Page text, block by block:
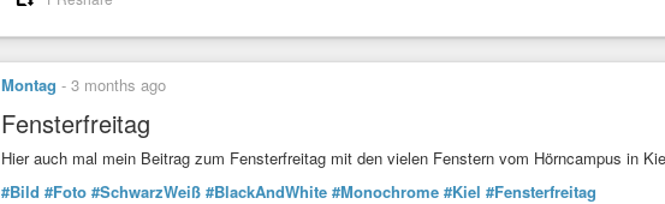
Montag - 3 months ago
Fensterfreitag
Hier auch mal mein Beitrag zum Fensterfreitag mit den vielen Fenstern vom Hörncampus in
#Bild #Foto #SchwarzWeiß #BlackAndWhite #Monochrome #Kiel #Fensterfreitag